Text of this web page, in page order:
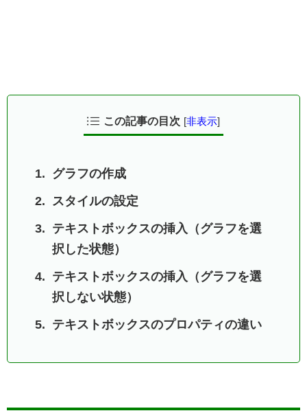
この記事の目次 [非表示]
グラフの作成
スタイルの設定
テキストボックスの挿入（グラフを選
択した状態）
テキストボックスの挿入（グラフを選
択しない状態）
テキストボックスのプロパティの違い